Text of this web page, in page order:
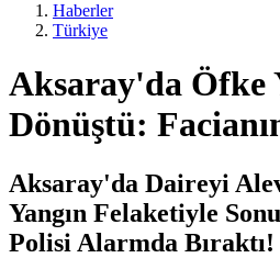
Haberler
Türkiye
Aksaray'da Öfke
Dönüştü:
Aksaray'da Daireyi
Yangın Felaketiyle
Polisi Alarmda Bıraktı!